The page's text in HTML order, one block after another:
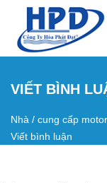
Nhảy đến nội dung
VIẾT BÌNH
Bạn đang
Nhà / cung cấp
Viết bình luận